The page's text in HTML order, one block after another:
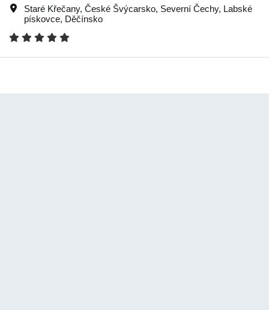
Staré Křečany, České Švýcarsko, Severní Čechy, Labské
pískovce, Děčínsko